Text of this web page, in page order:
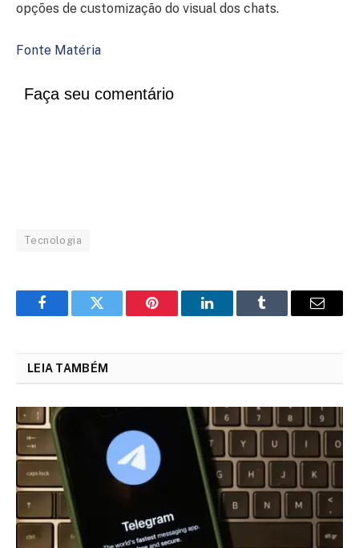
opções de customização do visual dos chats.
Fonte Matéria
Faça seu comentário
Tecnologia
FacebookTwitter Pinterest LinkedInTumblr Email
LEIA TAMBÉM